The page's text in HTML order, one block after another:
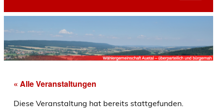
« Alle Veranstaltungen
Diese Veranstaltung hat bereits stattgefunden.